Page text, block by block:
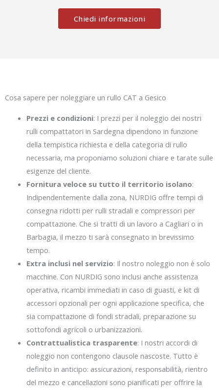
Chiedi informazioni
Cosa sapere per noleggiare un rullo CAT a Gesico
Prezzi e condizioni: I prezzi per il noleggio dei nostri
rulli compattatori in Sardegna dipendono in funzione
della tempistica richiesta e della categoria di rullo
necessaria, ma proponiamo soluzioni chiare e tarate sulle
esigenze del cliente.
Fornitura veloce su tutto il territorio isolano:
Indipendentemente dalla zona, NURDIG offre tempi di
consegna ridotti per rulli stradali e compressori per
compattazione. Che si tratti di un lavoro a Cagliari o in
Barbagia, il mezzo ti sarà consegnato in brevissimo
tempo.
Extra inclusi nel servizio: Il nostro noleggio non è solo
macchine. Con NURDIG sono inclusi anche assistenza
operativa, ricambi immediati in caso di guasti, e kit di
accessori opzionali per ogni applicazione specifica, che
sia compattazione di fondi stradali, preparazione su
sottofondi agricoli o urbanizzazioni.
Contrattualistica trasparente: I nostri accordi di
noleggio non contengono clausole nascoste. Tutto è
definito in anticipo: assicurazioni, responsabilità, rientro
del mezzo e cancellazioni sono pianificati per offrire la